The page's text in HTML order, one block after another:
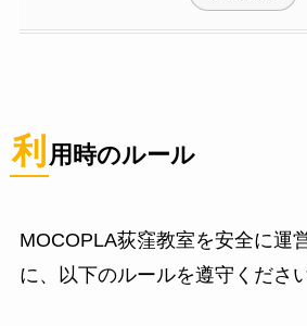
利 用時のルール
MOCOPLA荻窪教室を安全に運
に、以下のルールを遵守ください